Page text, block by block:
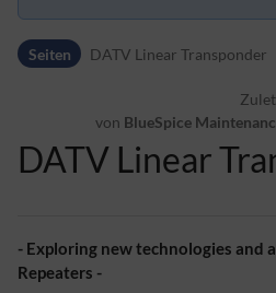
Seiten DATV Linear Transponder
von BlueSpice
DATV Linear
- Exploring new technologies and
Repeaters -